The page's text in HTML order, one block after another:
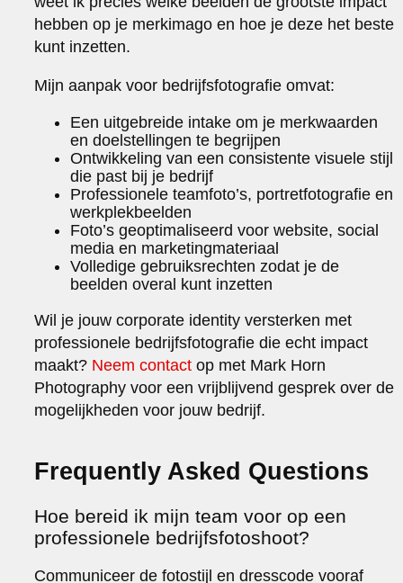
hebben op je merkimago en hoe je deze het beste
kunt inzetten.
Mijn aanpak voor bedrijfsfotografie omvat:
Een uitgebreide intake om je merkwaarden
en doelstellingen te begrijpen
Ontwikkeling van een consistente visuele stijl
die past bij je bedrijf
Professionele teamfoto’s, portretfotografie en
werkplekbeelden
Foto’s geoptimaliseerd voor website, social
media en marketingmateriaal
Volledige gebruiksrechten zodat je de
beelden overal kunt inzetten
Wil je jouw corporate identity versterken met
professionele bedrijfsfotografie die echt impact
maakt? Neem contact op met Mark Horn
Photography voor een vrijblijvend gesprek over de
mogelijkheden voor jouw bedrijf.
Frequently Asked Questions
Hoe bereid ik mijn team voor op een
professionele bedrijfsfotoshoot?
Communiceer de fotostijl en dresscode vooraf